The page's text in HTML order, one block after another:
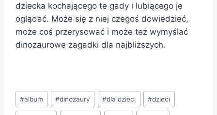
dziecka kochającego te gady i lubiącego je
oglądać. Może się z niej czegoś dowiedzieć,
może coś przerysować i może też wymyślać
dinozaurowe zagadki dla najbliższych.
Tagi
wpisu:
#album #dinozaury #dla dzieci #dzieci